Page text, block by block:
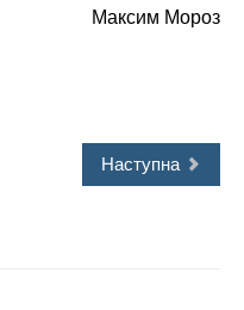
Максим Мороз
Наступна